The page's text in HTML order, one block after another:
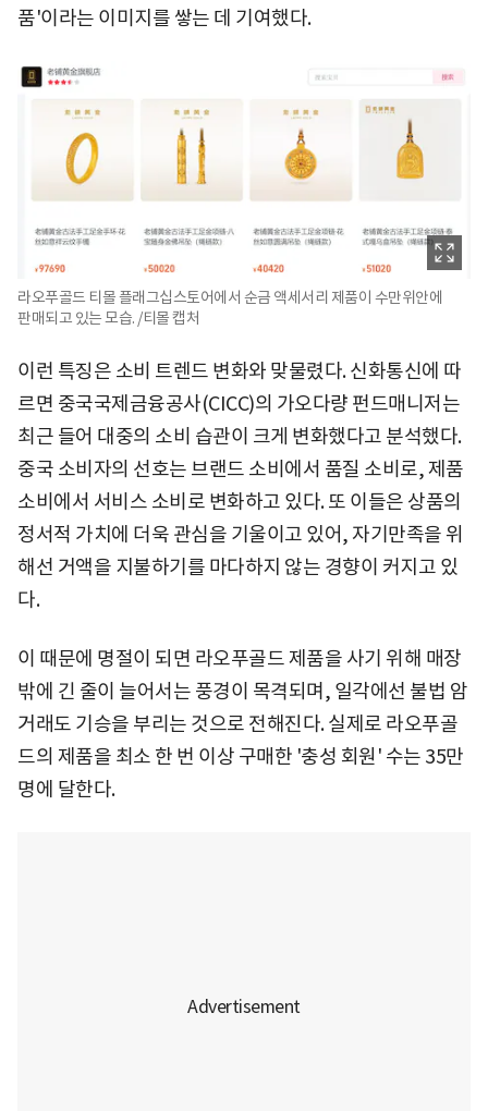
품'이라는 이미지를 쌓는 데 기여했다.
라오푸골드 티몰 플래그십스토어에서 순금 액세서리 제품이 수만위안에
판매되고 있는 모습. /티몰 캡처
이런 특징은 소비 트렌드 변화와 맞물렸다. 신화통신에 따
르면 중국국제금융공사(CICC)의 가오다량 펀드매니저는
최근 들어 대중의 소비 습관이 크게 변화했다고 분석했다.
중국 소비자의 선호는 브랜드 소비에서 품질 소비로, 제품
소비에서 서비스 소비로 변화하고 있다. 또 이들은 상품의
정서적 가치에 더욱 관심을 기울이고 있어, 자기만족을 위
해선 거액을 지불하기를 마다하지 않는 경향이 커지고 있
다.
이 때문에 명절이 되면 라오푸골드 제품을 사기 위해 매장
밖에 긴 줄이 늘어서는 풍경이 목격되며, 일각에선 불법 암
거래도 기승을 부리는 것으로 전해진다. 실제로 라오푸골
드의 제품을 최소 한 번 이상 구매한 '충성 회원' 수는 35만
명에 달한다.